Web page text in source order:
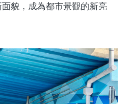
貌，成為都市景觀的新亮